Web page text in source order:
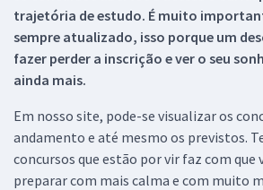
trajetória de estudo. É muito
sempre atualizado, isso porque um
fazer perder a inscrição e ver o seu
ainda mais.
Em nosso site, pode-se visualizar os
andamento e até mesmo os previstos.
concursos que estão por vir faz com que
preparar com mais calma e com muito